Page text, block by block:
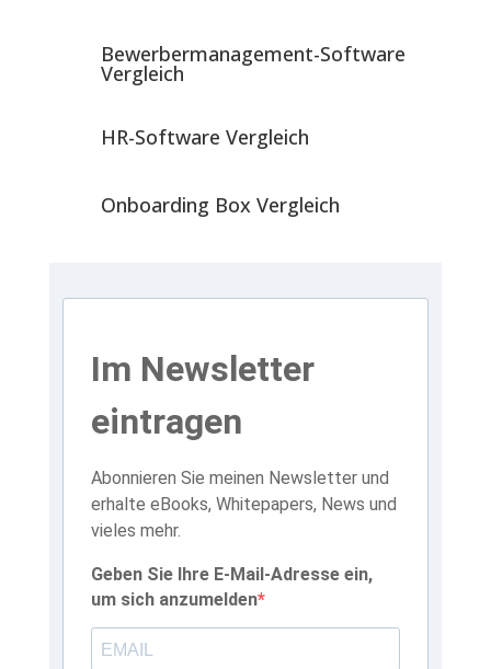
Bewerbermanagement-Software
Vergleich
HR-Software Vergleich
Onboarding Box Vergleich
Im Newsletter
eintragen
Abonnieren Sie meinen Newsletter und
erhalte eBooks, Whitepapers, News und
vieles mehr.
Geben Sie Ihre E-Mail-Adresse ein,
um sich anzumelden